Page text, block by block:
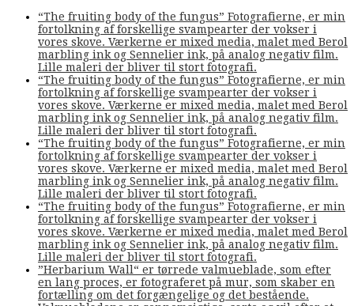
“The fruiting body of the fungus” Fotografierne, er min
fortolkning af forskellige svampearter der vokser i
vores skove. Værkerne er mixed media, malet med Berol
marbling ink og Sennelier ink, på analog negativ film.
Lille maleri der bliver til stort fotografi.
“The fruiting body of the fungus” Fotografierne, er min
fortolkning af forskellige svampearter der vokser i
vores skove. Værkerne er mixed media, malet med Berol
marbling ink og Sennelier ink, på analog negativ film.
Lille maleri der bliver til stort fotografi.
“The fruiting body of the fungus” Fotografierne, er min
fortolkning af forskellige svampearter der vokser i
vores skove. Værkerne er mixed media, malet med Berol
marbling ink og Sennelier ink, på analog negativ film.
Lille maleri der bliver til stort fotografi.
“The fruiting body of the fungus” Fotografierne, er min
fortolkning af forskellige svampearter der vokser i
vores skove. Værkerne er mixed media, malet med Berol
marbling ink og Sennelier ink, på analog negativ film.
Lille maleri der bliver til stort fotografi.
”Herbarium Wall“ er tørrede valmueblade, som efter
en lang proces, er fotograferet på mur, som skaber en
fortælling om det forgængelige og det bestående.